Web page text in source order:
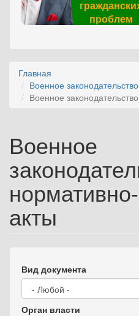
проблем
Главная
Военное
Военное
Военное
акты
Вид документа
Орган власти